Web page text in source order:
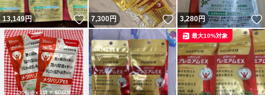
13,149円 いいね！
7,300円 いいね！
3,280円
最大10%対象